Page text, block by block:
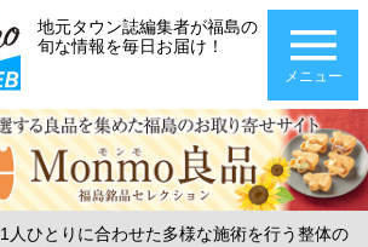
地元タウン誌編集者が福島の
旬な情報を毎日お届け！
メニュー
1人ひとりに合わせた多様な施術を行う整体の